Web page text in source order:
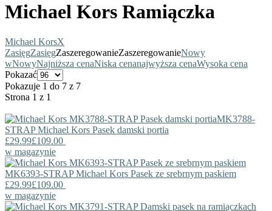
Michael Kors Ramiączka
Michael KorsX
ZasięgZasięgZaszeregowanieZaszeregowanieNowy
wNowyNajniższa cenaNiska cenanajwyższa cenaWysoka cena
Pokazać
Pokazuje 1 do 7 z 7
Strona 1 z 1
MK3788-
STRAPMichael Kors Pasek damski portia
£29.99£109.00
w magazynie
MK6393-STRAPMichael Kors Pasek ze srebrnym paskiem
£29.99£109.00
w magazynie